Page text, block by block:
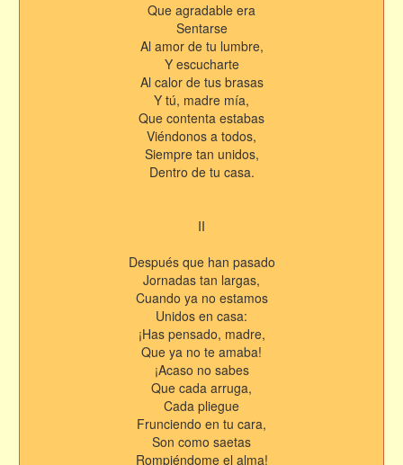
Que agradable era
Sentarse
Al amor de tu lumbre,
Y escucharte
Al calor de tus brasas
Y tú, madre mía,
Que contenta estabas
Viéndonos a todos,
Siempre tan unidos,
Dentro de tu casa.
II
Después que han pasado
Jornadas tan largas,
Cuando ya no estamos
Unidos en casa:
¡Has pensado, madre,
Que ya no te amaba!
¡Acaso no sabes
Que cada arruga,
Cada pliegue
Frunciendo en tu cara,
Son como saetas
Rompiéndome el alma!